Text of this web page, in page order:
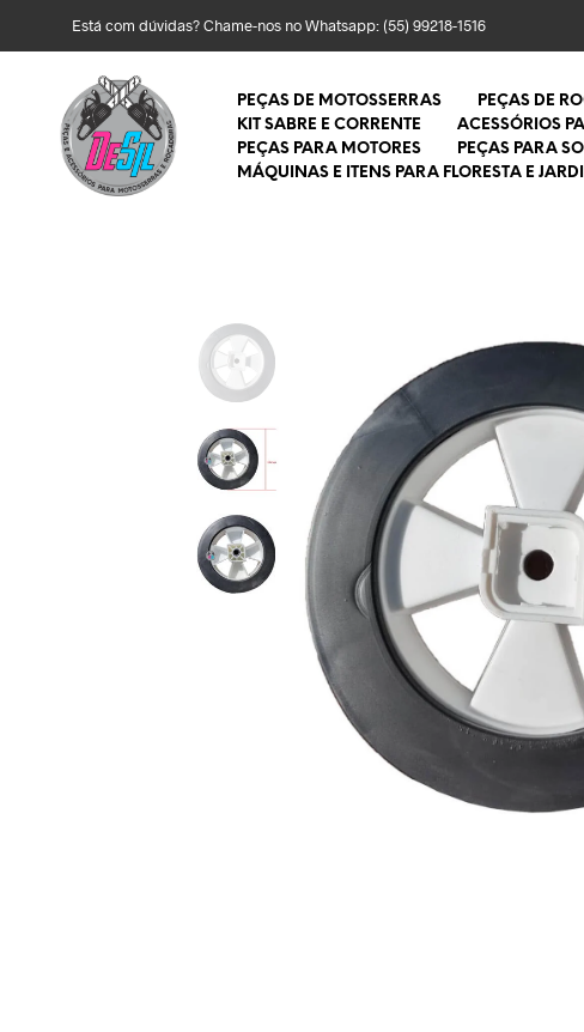
Está com dúvidas? Chame-nos no Whatsapp: (55) 99218-1516
PEÇAS DE MOTOSSERRAS PEÇAS DE
KIT SABRE E CORRENTE
ACESSÓRIOS
PEÇAS PARA MOTORES
PEÇAS PARA
MÁQUINAS E ITENS PARA FLORESTA E